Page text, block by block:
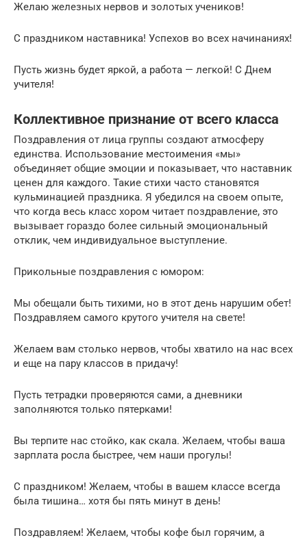
Желаю железных нервов и золотых учеников!
С праздником наставника! Успехов во всех начинаниях!
Пусть жизнь будет яркой, а работа — легкой! С Днем
учителя!
Коллективное признание от всего класса
Поздравления от лица группы создают атмосферу
единства. Использование местоимения «мы»
объединяет общие эмоции и показывает, что наставник
ценен для каждого. Такие стихи часто становятся
кульминацией праздника. Я убедился на своем опыте,
что когда весь класс хором читает поздравление, это
вызывает гораздо более сильный эмоциональный
отклик, чем индивидуальное выступление.
Прикольные поздравления с юмором:
Мы обещали быть тихими, но в этот день нарушим обет!
Поздравляем самого крутого учителя на свете!
Желаем вам столько нервов, чтобы хватило на нас всех
и еще на пару классов в придачу!
Пусть тетрадки проверяются сами, а дневники
заполняются только пятерками!
Вы терпите нас стойко, как скала. Желаем, чтобы ваша
зарплата росла быстрее, чем наши прогулы!
С праздником! Желаем, чтобы в вашем классе всегда
была тишина… хотя бы пять минут в день!
Поздравляем! Желаем, чтобы кофе был горячим, а